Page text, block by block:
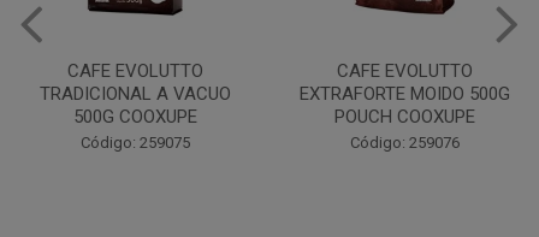
CAFE EVOLUTTO
EXTRAFORTE MOIDO 500G
POUCH COOXUPE
Código: 259076
CAFE EVOLUTTO
TRADIONAL MOIDO 500G
POUCH COOXUPE
Código: 259077